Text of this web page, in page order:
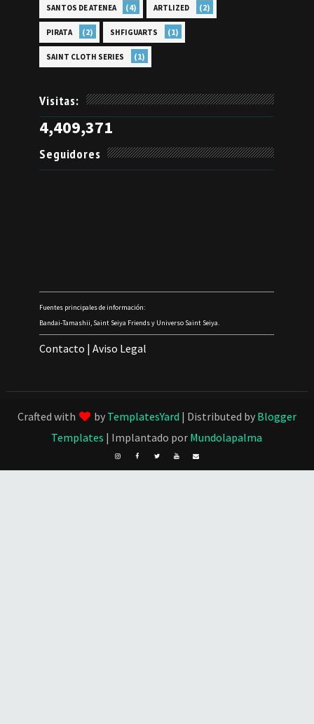
SANTOS DE ATENEA (4) ARTLIZED (2)
PIRATA (2) SHFIGUARTS (1)
SAINT CLOTH SERIES (1)
Visitas:
4,409,371
Seguidores
Fuentes principales de información:
Bandai-Tamashii, Saint Seiya Friends y Universo Saint Seiya.
Contacto |Aviso Legal
Crafted with by TemplatesYard | Distributed by Blogger
Templates | Implantado por Mundolapalma